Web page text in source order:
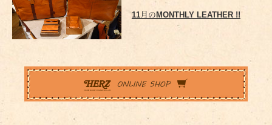
11月のMONTHLY LEATHER !!